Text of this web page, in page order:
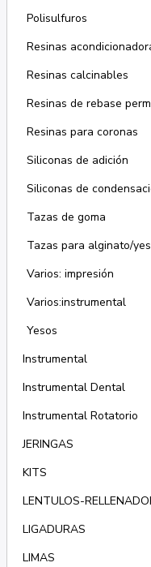
Polisulfuros
Resinas
Resinas calcinables
Resinas de rebase
Resinas para coronas
Siliconas de adición
Siliconas de
Tazas de goma
Tazas para alginato/
Varios: impresión
Varios:instrumental
Yesos
Instrumental
Instrumental Dental
Instrumental Rotatorio
JERINGAS
KITS
LENTULOS-
LIGADURAS
LIMAS